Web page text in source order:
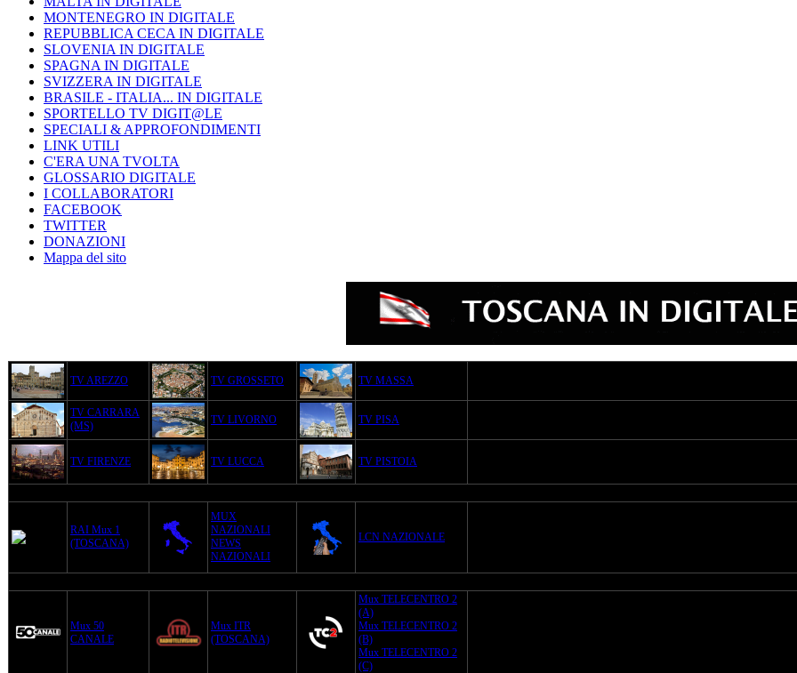
MONTENEGRO IN DIGITALE
REPUBBLICA CECA IN DIGITALE
SLOVENIA IN DIGITALE
SPAGNA IN DIGITALE
SVIZZERA IN DIGITALE
BRASILE - ITALIA... IN DIGITALE
SPORTELLO TV DIGIT@LE
SPECIALI & APPROFONDIMENTI
LINK UTILI
C'ERA UNA TVOLTA
GLOSSARIO DIGITALE
I COLLABORATORI
FACEBOOK
TWITTER
DONAZIONI
Mappa del sito
TV AREZZO TV GROSSETO TV MASSA
TV CARRARA
(MS)
TV LIVORNO TV PISA
TV FIRENZE TV LUCCA TV PISTOIA
RAI Mux 1
(TOSCANA)
MUX
NAZIONALI
NEWS
NAZIONALI
LCN NAZIONALE
Mux 50
CANALE
Mux ITR
(TOSCANA)
Mux TELECENTRO 2
(A)
Mux TELECENTRO 2
(B)
Mux TELECENTRO 2
(C)